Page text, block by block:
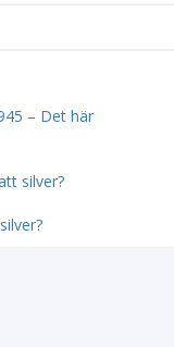
– Det här
silver?